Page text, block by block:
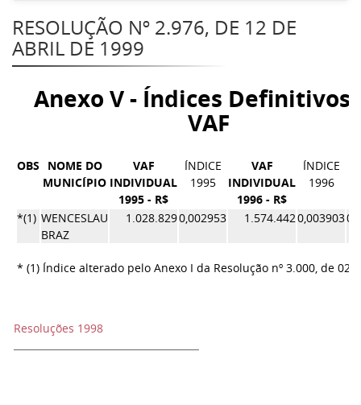
RESOLUÇÃO Nº 2.976, DE 12 DE
ABRIL DE 1999
Anexo V - Índices Definitivos
VAF
OBS NOME DO
MUNICÍPIO
VAF
INDIVIDUAL
1995 - R$
ÍNDICE
1995
VAF
INDIVIDUAL
1996 - R$
ÍNDICE
1996
*(1) WENCESLAU
BRAZ
1.028.8290,002953 1.574.4420,003903
* (1) Índice alterado pelo Anexo I da Resolução nº 3.000, de 02/
Resoluções 1998